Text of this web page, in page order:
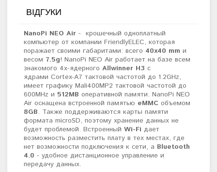
ВІДГУКИ
NanoPi NEO Air - крошечный одноплатный
компьютер от компании FriendlyELEC, которая
поражает своими габаритами: всего 40х40 mm и
весом 7.5g! NanoPi NEO Air работает на базе всем
знакомого 4х-ядерного Allwinner H3 с
ядрами Cortex-A7 тактовой частотой до 1.2GHz,
имеет графику Mali400MP2 тактовой частотой до
600MHz и 512MB оперативной памяти. NanoPi NEO
Air оснащена встроенной памятью eMMC объемом
8GB. Также поддерживаются карты памяти
формата microSD, поэтому хранение данных не
будет проблемой. Встроенный Wi-Fi дает
возможность разместить плату в тех местах, где
нет возможности подключения к сети, а Bluetooth
4.0 - удобное дистанционное управление и
передачу данных.